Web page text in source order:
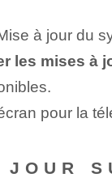
à jour du
les mises à
pour la